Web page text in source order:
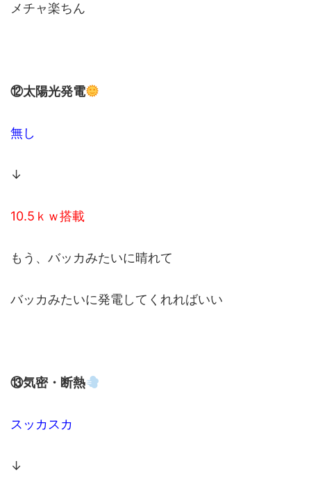
メチャ楽ちん
⑫太陽光発電
無し
↓
10.5ｋｗ搭載
もう、バッカみたいに晴れて
バッカみたいに発電してくれればいい
⑬気密・断熱
スッカスカ
↓